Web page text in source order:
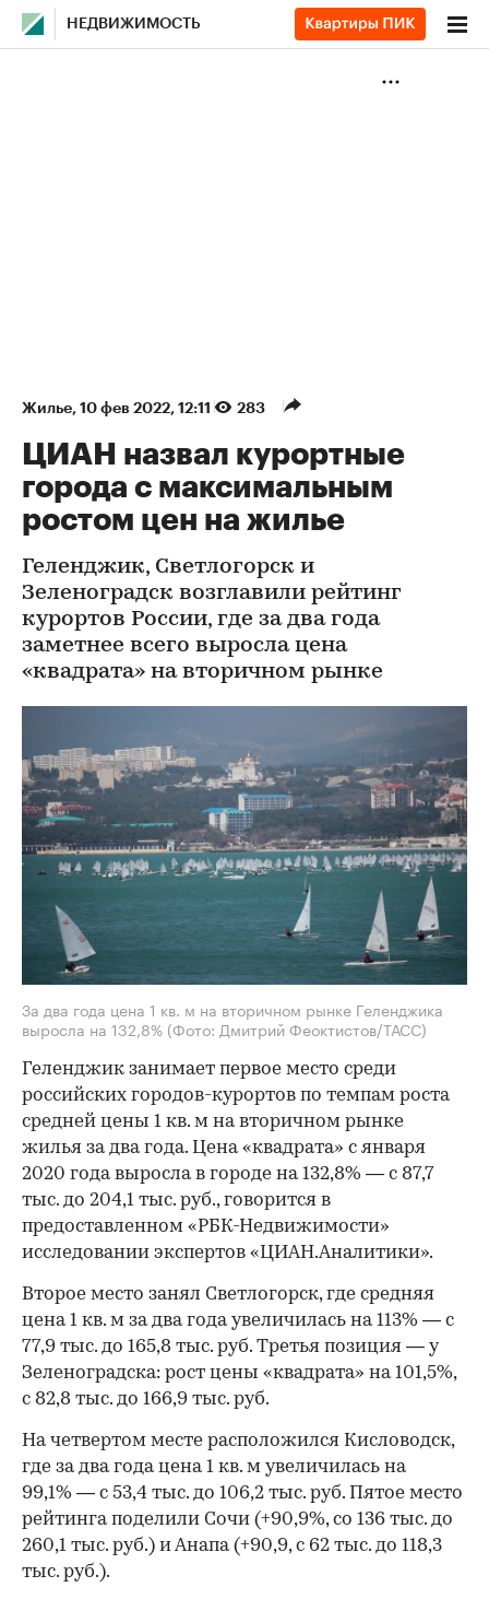
НЕДВИЖИМОСТЬ
Жилье⁠, 10 фев 2022, 12:11 283
ЦИАН назвал курортные
города с максимальным
ростом цен на жилье
Геленджик, Светлогорск и
Зеленоградск возглавили рейтинг
курортов России, где за два года
заметнее всего выросла цена
«квадрата» на вторичном рынке
За два года цена 1 кв. м на вторичном рынке Геленджика
выросла на 132,8% (Фото: Дмитрий Феоктистов/ТАСС)
Геленджик занимает первое место среди
российских городов-курортов по темпам роста
средней цены 1 кв. м на вторичном рынке
жилья за два года. Цена «квадрата» с января
2020 года выросла в городе на 132,8% — с 87,7
тыс. до 204,1 тыс. руб., говорится в
предоставленном «РБК-Недвижимости»
исследовании экспертов «ЦИАН.Аналитики».
Второе место занял Светлогорск, где средняя
цена 1 кв. м за два года увеличилась на 113% — с
77,9 тыс. до 165,8 тыс. руб. Третья позиция — у
Зеленоградска: рост цены «квадрата» на 101,5%,
с 82,8 тыс. до 166,9 тыс. руб.
На четвертом месте расположился Кисловодск,
где за два года цена 1 кв. м увеличилась на
99,1% — с 53,4 тыс. до 106,2 тыс. руб. Пятое место
рейтинга поделили Сочи (+90,9%, со 136 тыс. до
260,1 тыс. руб.) и Анапа (+90,9, с 62 тыс. до 118,3
тыс. руб.).